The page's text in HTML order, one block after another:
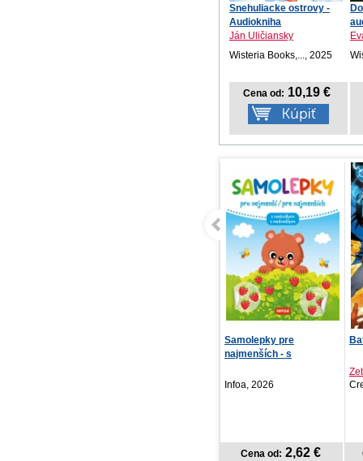
Snehuliacke ostrovy -
Audiokniha
Ján Uličiansky
Wisteria Books,..., 2025
Cena od: 10,19 €
Batman / Deadpool
Crew, 2026
Cena od:15,09 €